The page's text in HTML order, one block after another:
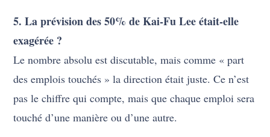
5. La prévision des 50% de Kai-Fu Lee était-elle
exagérée ?
Le nombre absolu est discutable, mais comme « part
des emplois touchés » la direction était juste. Ce n’est
pas le chiffre qui compte, mais que chaque emploi sera
touché d’une manière ou d’une autre.